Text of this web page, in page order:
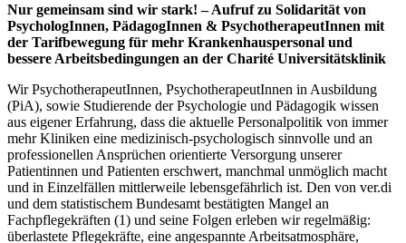
Nur gemeinsam sind wir stark! – Aufruf zu Solidarität von
PsychologInnen, PädagogInnen & PsychotherapeutInnen mit
der Tarifbewegung für mehr Krankenhauspersonal und
bessere Arbeitsbedingungen an der Charité Universitätsklinik
Wir PsychotherapeutInnen, PsychotherapeutInnen in Ausbildung
(PiA), sowie Studierende der Psychologie und Pädagogik wissen
aus eigener Erfahrung, dass die aktuelle Personalpolitik von immer
mehr Kliniken eine medizinisch-psychologisch sinnvolle und an
professionellen Ansprüchen orientierte Versorgung unserer
Patientinnen und Patienten erschwert, manchmal unmöglich macht
und in Einzelfällen mittlerweile lebensgefährlich ist. Den von ver.di
und dem statistischem Bundesamt bestätigten Mangel an
Fachpflegekräften (1) und seine Folgen erleben wir regelmäßig:
überlastete Pflegekräfte, eine angespannte Arbeitsatmosphäre,